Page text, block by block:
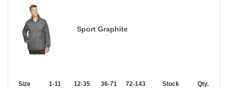
Sport Graphite
Size 1-11 12-35 36-71 72-143 144-287 288 + More
Stock Qty.